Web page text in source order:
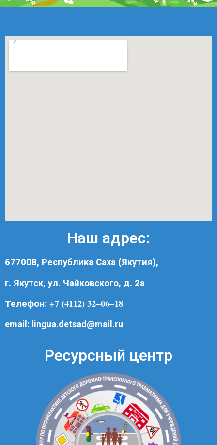
Наш адрес:
677008, Республика Саха (Якутия),
г. Якутск, ул. Чайковского, д. 2а
Телефон: +7 (4112) 32‒06‒18
email: lingua.detsad@mail.ru
Ресурсный центр